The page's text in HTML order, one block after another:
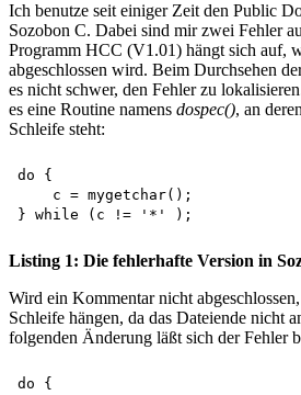
Ich benutze seit einiger Zeit den Public
Sozobon C. Dabei sind mir zwei Fehler
Programm HCC (V1.01) hängt sich auf,
abgeschlossen wird. Beim Durchsehen
es nicht schwer, den Fehler zu
es eine Routine namens dospec(), an
Schleife steht:
do {
    c = mygetchar();
Listing 1: Die fehlerhafte Version in
Wird ein Kommentar nicht
Schleife hängen, da das Dateiende nicht
folgenden Änderung läßt sich der Fehler
do {